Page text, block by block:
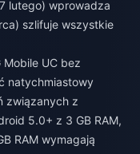
lutego) wprowadza
szlifuje wszystkie
Mobile UC bez
natychmiastowy
związanych z
5.0+ z 3 GB RAM,
RAM wymagają